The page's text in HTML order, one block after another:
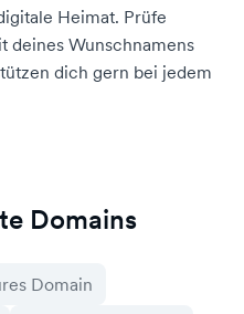
Heimat. Prüfe
deines Wunschnamens
dich gern bei jedem
Domains
Domain